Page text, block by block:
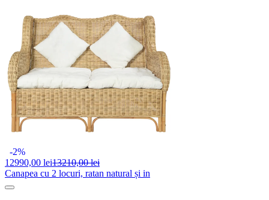
-2%
12990,00 lei13210,00 lei
Canapea cu 2 locuri, ratan natural și in